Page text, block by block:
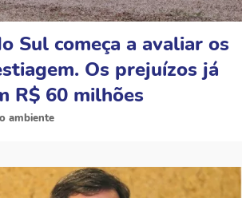
Sul começa a avaliar os
Os prejuízos já
R$ 60 milhões
ambiente